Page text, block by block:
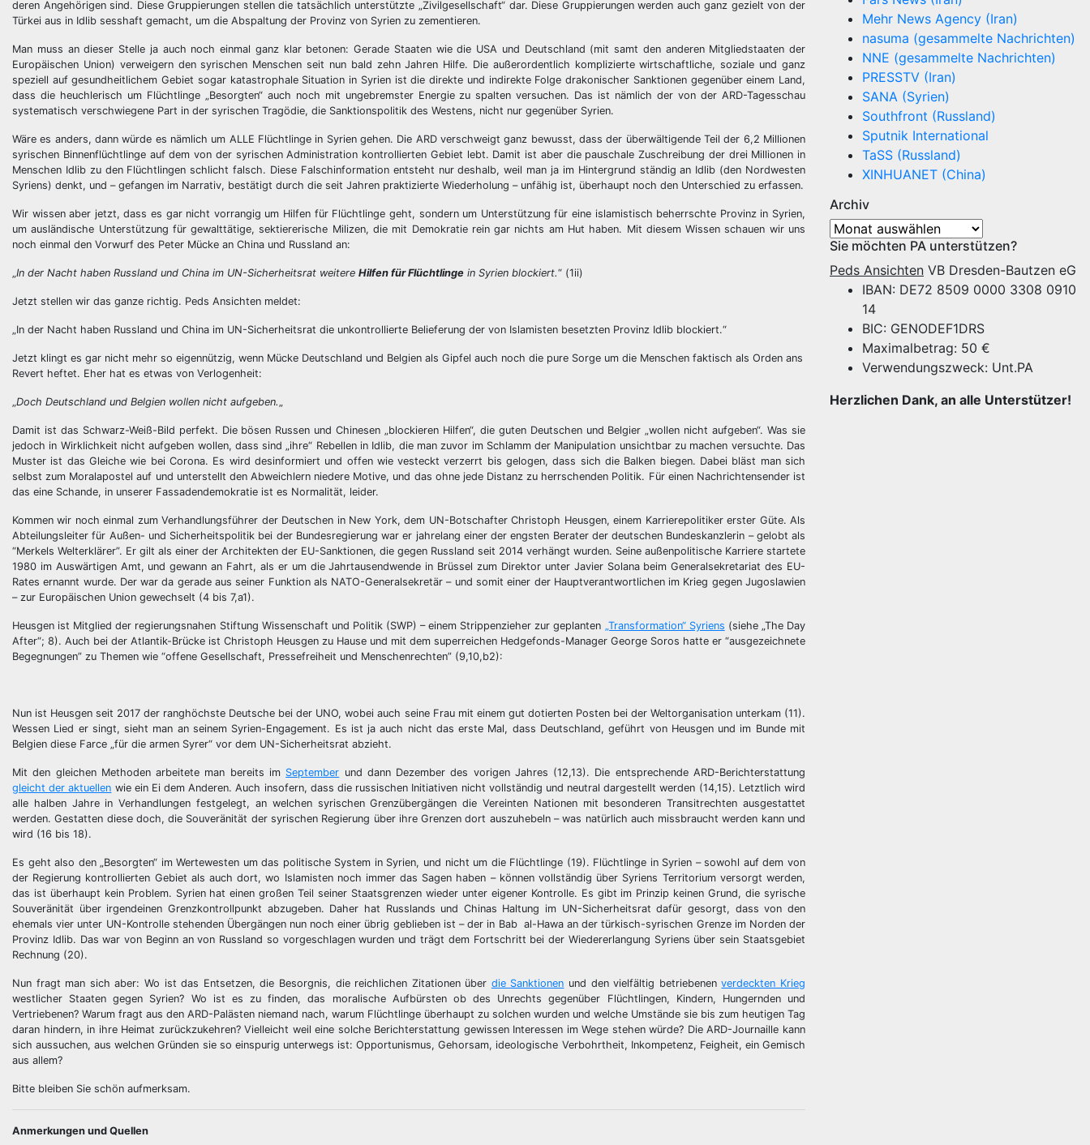
deren Angehörigen sind. Diese Gruppierungen stellen die tatsächlich unterstützte „Zivilgesellschaft“ dar. Diese Gruppierungen werden auch ganz gezielt von der
Türkei aus in Idlib sesshaft gemacht, um die Abspaltung der Provinz von Syrien zu zementieren.
Man muss an dieser Stelle ja auch noch einmal ganz klar betonen: Gerade Staaten wie die USA und Deutschland (mit samt den anderen Mitgliedstaaten der
Europäischen Union) verweigern den syrischen Menschen seit nun bald zehn Jahren Hilfe. Die außerordentlich komplizierte wirtschaftliche, soziale und ganz
speziell auf gesundheitlichem Gebiet sogar katastrophale Situation in Syrien ist die direkte und indirekte Folge drakonischer Sanktionen gegenüber einem Land,
dass die heuchlerisch um Flüchtlinge „Besorgten“ auch noch mit ungebremster Energie zu spalten versuchen. Das ist nämlich der von der ARD-Tagesschau
systematisch verschwiegene Part in der syrischen Tragödie, die Sanktionspolitik des Westens, nicht nur gegenüber Syrien.
Wäre es anders, dann würde es nämlich um ALLE Flüchtlinge in Syrien gehen. Die ARD verschweigt ganz bewusst, dass der überwältigende Teil der 6,2 Millionen
syrischen Binnenflüchtlinge auf dem von der syrischen Administration kontrollierten Gebiet lebt. Damit ist aber die pauschale Zuschreibung der drei Millionen in
Menschen Idlib zu den Flüchtlingen schlicht falsch. Diese Falschinformation entsteht nur deshalb, weil man ja im Hintergrund ständig an Idlib (den Nordwesten
Syriens) denkt, und – gefangen im Narrativ, bestätigt durch die seit Jahren praktizierte Wiederholung – unfähig ist, überhaupt noch den Unterschied zu erfassen.
Wir wissen aber jetzt, dass es gar nicht vorrangig um Hilfen für Flüchtlinge geht, sondern um Unterstützung für eine islamistisch beherrschte Provinz in Syrien,
um ausländische Unterstützung für gewalttätige, sektiererische Milizen, die mit Demokratie rein gar nichts am Hut haben. Mit diesem Wissen schauen wir uns
noch einmal den Vorwurf des Peter Mücke an China und Russland an:
„In der Nacht haben Russland und China im UN-Sicherheitsrat weitere Hilfen für Flüchtlinge in Syrien blockiert.“ (1ii)
Jetzt stellen wir das ganze richtig. Peds Ansichten meldet:
„In der Nacht haben Russland und China im UN-Sicherheitsrat die unkontrollierte Belieferung der von Islamisten besetzten Provinz Idlib blockiert.“
Jetzt klingt es gar nicht mehr so eigennützig, wenn Mücke Deutschland und Belgien als Gipfel auch noch die pure Sorge um die Menschen faktisch als Orden ans
Revert heftet. Eher hat es etwas von Verlogenheit:
„Doch Deutschland und Belgien wollen nicht aufgeben. „
Damit ist das Schwarz-Weiß-Bild perfekt. Die bösen Russen und Chinesen „blockieren Hilfen“, die guten Deutschen und Belgier „wollen nicht aufgeben“. Was sie
jedoch in Wirklichkeit nicht aufgeben wollen, dass sind „ihre“ Rebellen in Idlib, die man zuvor im Schlamm der Manipulation unsichtbar zu machen versuchte. Das
Muster ist das Gleiche wie bei Corona. Es wird desinformiert und offen wie vesteckt verzerrt bis gelogen, dass sich die Balken biegen. Dabei bläst man sich
selbst zum Moralapostel auf und unterstellt den Abweichlern niedere Motive, und das ohne jede Distanz zu herrschenden Politik. Für einen Nachrichtensender ist
das eine Schande, in unserer Fassadendemokratie ist es Normalität, leider.
Kommen wir noch einmal zum Verhandlungsführer der Deutschen in New York, dem UN-Botschafter Christoph Heusgen, einem Karrierepolitiker erster Güte. Als
Abteilungsleiter für Außen- und Sicherheitspolitik bei der Bundesregierung war er jahrelang einer der engsten Berater der deutschen Bundeskanzlerin – gelobt als
“Merkels Welterklärer”. Er gilt als einer der Architekten der EU-Sanktionen, die gegen Russland seit 2014 verhängt wurden. Seine außenpolitische Karriere startete
1980 im Auswärtigen Amt, und gewann an Fahrt, als er um die Jahrtausendwende in Brüssel zum Direktor unter Javier Solana beim Generalsekretariat des EU-
Rates ernannt wurde. Der war da gerade aus seiner Funktion als NATO-Generalsekretär – und somit einer der Hauptverantwortlichen im Krieg gegen Jugoslawien
– zur Europäischen Union gewechselt (4 bis 7,a1).
Heusgen ist Mitglied der regierungsnahen Stiftung Wissenschaft und Politik (SWP) – einem Strippenzieher zur geplanten „Transformation“ Syriens (siehe „The Day
After“; 8). Auch bei der Atlantik-Brücke ist Christoph Heusgen zu Hause und mit dem superreichen Hedgefonds-Manager George Soros hatte er “ausgezeichnete
Begegnungen” zu Themen wie “offene Gesellschaft, Pressefreiheit und Menschenrechten” (9,10,b2):
Nun ist Heusgen seit 2017 der ranghöchste Deutsche bei der UNO, wobei auch seine Frau mit einem gut dotierten Posten bei der Weltorganisation unterkam (11).
Wessen Lied er singt, sieht man an seinem Syrien-Engagement. Es ist ja auch nicht das erste Mal, dass Deutschland, geführt von Heusgen und im Bunde mit
Belgien diese Farce „für die armen Syrer“ vor dem UN-Sicherheitsrat abzieht.
Mit den gleichen Methoden arbeitete man bereits im September und dann Dezember des vorigen Jahres (12,13). Die entsprechende ARD-Berichterstattung
gleicht der aktuellen wie ein Ei dem Anderen. Auch insofern, dass die russischen Initiativen nicht vollständig und neutral dargestellt werden (14,15). Letztlich wird
alle halben Jahre in Verhandlungen festgelegt, an welchen syrischen Grenzübergängen die Vereinten Nationen mit besonderen Transitrechten ausgestattet
werden. Gestatten diese doch, die Souveränität der syrischen Regierung über ihre Grenzen dort auszuhebeln – was natürlich auch missbraucht werden kann und
wird (16 bis 18).
Es geht also den „Besorgten“ im Wertewesten um das politische System in Syrien, und nicht um die Flüchtlinge (19). Flüchtlinge in Syrien – sowohl auf dem von
der Regierung kontrollierten Gebiet als auch dort, wo Islamisten noch immer das Sagen haben – können vollständig über Syriens Territorium versorgt werden,
das ist überhaupt kein Problem. Syrien hat einen großen Teil seiner Staatsgrenzen wieder unter eigener Kontrolle. Es gibt im Prinzip keinen Grund, die syrische
Souveränität über irgendeinen Grenzkontrollpunkt abzugeben. Daher hat Russlands und Chinas Haltung im UN-Sicherheitsrat dafür gesorgt, dass von den
ehemals vier unter UN-Kontrolle stehenden Übergängen nun noch einer übrig geblieben ist – der in Bab al-Hawa an der türkisch-syrischen Grenze im Norden der
Provinz Idlib. Das war von Beginn an von Russland so vorgeschlagen wurden und trägt dem Fortschritt bei der Wiedererlangung Syriens über sein Staatsgebiet
Rechnung (20).
Nun fragt man sich aber: Wo ist das Entsetzen, die Besorgnis, die reichlichen Zitationen über die Sanktionen und den vielfältig betriebenenverdeckten Krieg
westlicher Staaten gegen Syrien? Wo ist es zu finden, das moralische Aufbürsten ob des Unrechts gegenüber Flüchtlingen, Kindern, Hungernden und
Vertriebenen? Warum fragt aus den ARD-Palästen niemand nach, warum Flüchtlinge überhaupt zu solchen wurden und welche Umstände sie bis zum heutigen Tag
daran hindern, in ihre Heimat zurückzukehren? Vielleicht weil eine solche Berichterstattung gewissen Interessen im Wege stehen würde? Die ARD-Journaille kann
sich aussuchen, aus welchen Gründen sie so einspurig unterwegs ist: Opportunismus, Gehorsam, ideologische Verbohrtheit, Inkompetenz, Feigheit, ein Gemisch
aus allem?
Bitte bleiben Sie schön aufmerksam.
Anmerkungen und Quellen
Mehr News Agency (Iran)
nasuma (gesammelte Nachrichten)
NNE (gesammelte Nachrichten)
PRESSTV (Iran)
SANA (Syrien)
Southfront (Russland)
Sputnik International
TaSS (Russland)
XINHUANET (China)
Archiv
Archiv
Sie möchten PA unterstützen?
Peds Ansichten VB Dresden-Bautzen eG
IBAN: DE72 8509 0000 3308 0910
14
BIC: GENODEF1DRS
Maximalbetrag: 50 €
Verwendungszweck: Unt.PA
Herzlichen Dank, an alle Unterstützer!